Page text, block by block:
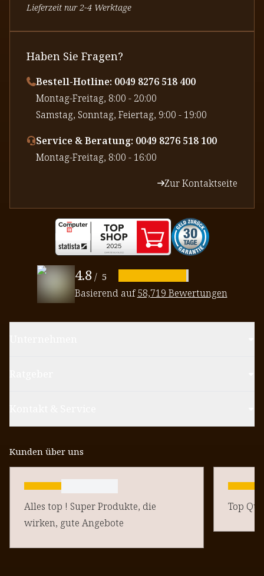
Lieferzeit nur 2-4 Werktage
Haben Sie Fragen?
Bestell-Hotline: 0049 8276 518 400
⁠Montag-Freitag, 8:00 - 20:00
⁠Samstag, Sonntag, Feiertag, 9:00 - 19:00
Service & Beratung: 0049 8276 518 100
⁠Montag-Freitag, 8:00 - 16:00
Zur Kontaktseite
4.8 / 5
Basierend auf58,719 Bewertungen
Kunden über uns
Alles top ! Super Produkte, die
wirken, gute Angebote
Top